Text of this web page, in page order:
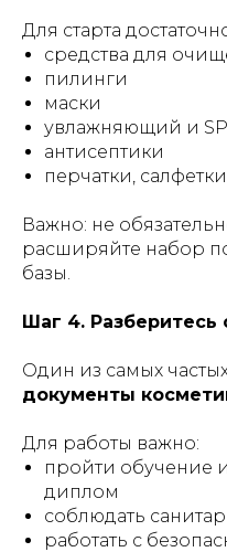
Для старта
средства для
пилинги
маски
увлажняющий и
антисептики
перчатки,
Важно: не
расширяйте набор
базы.
Шаг 4. Разберитесь
Один из самых
документы
Для работы важно:
пройти обучение
диплом
соблюдать
работать с